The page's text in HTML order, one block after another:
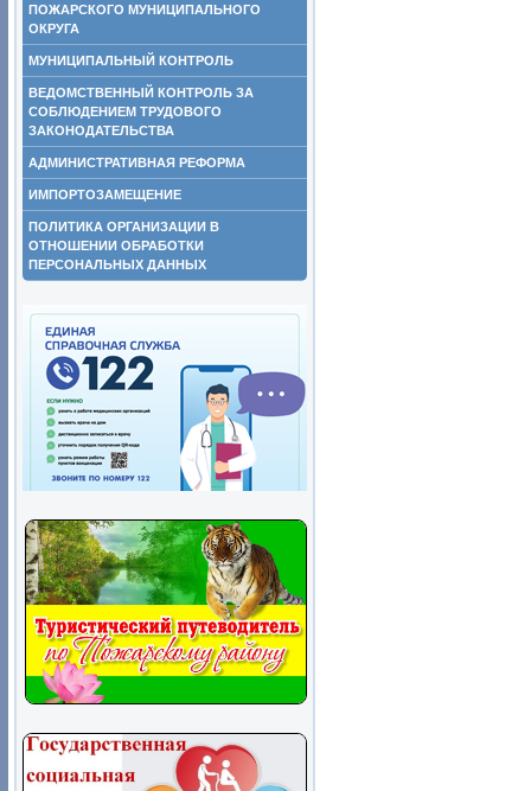
ПОЖАРСКОГО МУНИЦИПАЛЬНОГО
ОКРУГА
МУНИЦИПАЛЬНЫЙ КОНТРОЛЬ
ВЕДОМСТВЕННЫЙ КОНТРОЛЬ ЗА
СОБЛЮДЕНИЕМ ТРУДОВОГО
ЗАКОНОДАТЕЛЬСТВА
АДМИНИСТРАТИВНАЯ РЕФОРМА
ИМПОРТОЗАМЕЩЕНИЕ
ПОЛИТИКА ОРГАНИЗАЦИИ В
ОТНОШЕНИИ ОБРАБОТКИ
ПЕРСОНАЛЬНЫХ ДАННЫХ